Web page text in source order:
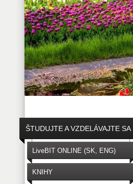
ŠTUDUJTE A VZDELÁVAJTE SA
LiveBIT ONLINE (SK, ENG)
KNIHY